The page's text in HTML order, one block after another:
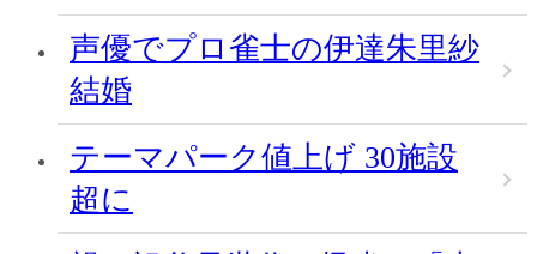
声優でプロ雀士の伊達朱里紗
結婚
テーマパーク値上げ 30施設
超に